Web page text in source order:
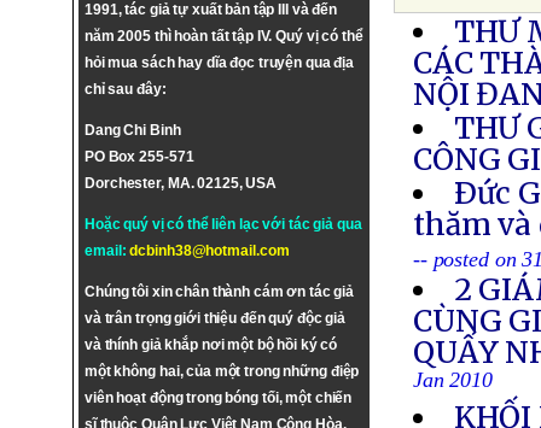
1991, tác giả tự xuất bản tập III và đến
năm 2005 thì hoàn tất tập IV. Quý vị có thể
hỏi mua sách hay dĩa đọc truyện qua địa
chỉ sau đây:
Dang Chi Binh
PO Box 255-571
Dorchester, MA. 02125, USA
Hoặc quý vị có thể liên lạc với tác giả qua
email:dcbinh38@hotmail.com
Chúng tôi xin chân thành cám ơn tác giả
và trân trọng giới thiệu đến quý độc giả
và thính giả khắp nơi một bộ hồi ký có
một không hai, của một trong những điệp
viên hoạt động trong bóng tối, một chiến
sĩ thuộc Quân Lực Việt Nam Cộng Hòa.
THƯ
CÁC
NỘI
THƯ
CÔNG
Ðức
thăm và
-- posted on
2
CÙNG
QUẤY
Jan 2010
KHỐI